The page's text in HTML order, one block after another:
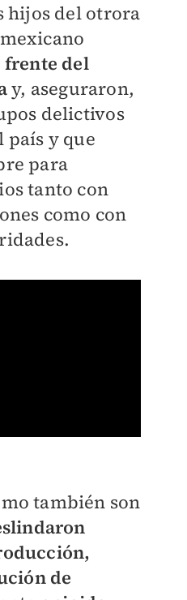
hijos del otrora
frente del
y, aseguraron,
delictivos
país y que
para
tanto con
como con
también son
de